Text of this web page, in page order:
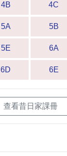
4B 4C
5A 5B
5E 6A
6D 6E
查看昔日家課冊